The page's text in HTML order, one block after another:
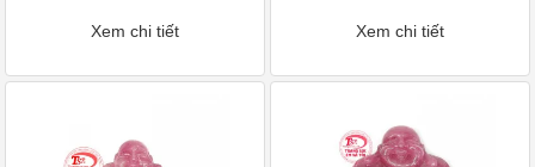
Xem chi tiết Xem chi tiết